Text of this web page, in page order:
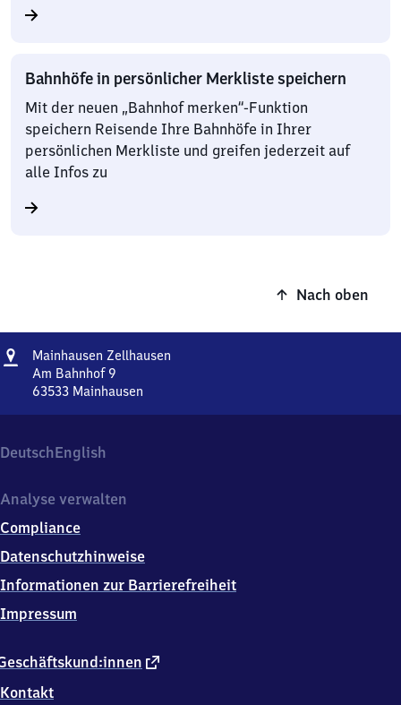
Bahnhöfe in persönlicher Merkliste speichern
Mit der neuen „Bahnhof merken“-Funktion
speichern Reisende Ihre Bahnhöfe in Ihrer
persönlichen Merkliste und greifen jederzeit auf
alle Infos zu
Nach oben
Adresse
Mainhausen Zellhausen
Am Bahnhof 9
63533 Mainhausen
Am
Bahnhof
6
5
3
Mainhausen
DeutschEnglish
externer
Kontakt
Analyse verwalten
Compliance
Datenschutzhinweise
Informationen zur Barrierefreiheit
Impressum